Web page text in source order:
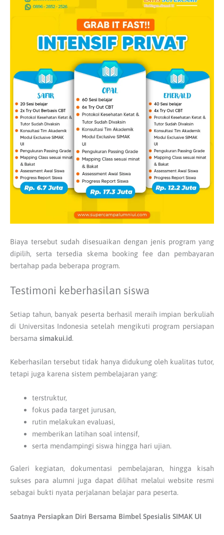
Biaya tersebut sudah disesuaikan dengan jenis program yang
dipilih, serta tersedia skema booking fee dan pembayaran
bertahap pada beberapa program.
Testimoni keberhasilan siswa
Setiap tahun, banyak peserta berhasil meraih impian berkuliah
di Universitas Indonesia setelah mengikuti program persiapan
bersama simakui.id.
Keberhasilan tersebut tidak hanya didukung oleh kualitas tutor,
tetapi juga karena sistem pembelajaran yang:
terstruktur,
fokus pada target jurusan,
rutin melakukan evaluasi,
memberikan latihan soal intensif,
serta mendampingi siswa hingga hari ujian.
Galeri kegiatan, dokumentasi pembelajaran, hingga kisah
sukses para alumni juga dapat dilihat melalui website resmi
sebagai bukti nyata perjalanan belajar para peserta.
Saatnya Persiapkan Diri Bersama Bimbel Spesialis SIMAK UI